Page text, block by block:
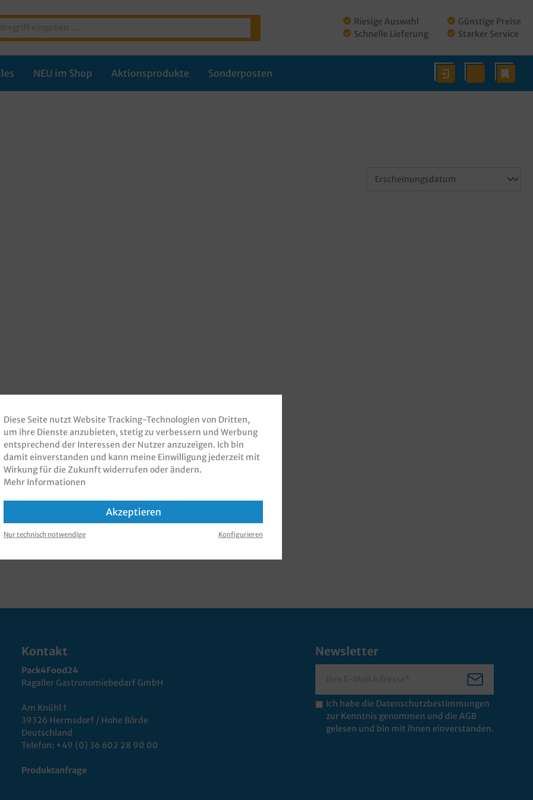
Riesige Auswahl
Schnelle Lieferung
Günstige Preise
Starker Service
NEU im Shop Aktionsprodukte Sonderposten
Kontakt
Pack4Food24
Ragaller Gastronomiebedarf GmbH
Am Knühl 1
39326 Hermsdorf / Hohe Börde
Deutschland
Telefon: +49 (0) 36 602 28 90 00
Produktanfrage
Newsletter
Ich habe die Datenschutzbestimmungen
zur Kenntnis genommen und die AGB
gelesen und bin mit ihnen einverstanden.
Diese Seite nutzt Website Tracking-Technologien von Dritten,
um ihre Dienste anzubieten, stetig zu verbessern und Werbung
entsprechend der Interessen der Nutzer anzuzeigen. Ich bin
damit einverstanden und kann meine Einwilligung jederzeit mit
Wirkung für die Zukunft widerrufen oder ändern.
Mehr Informationen
Akzeptieren
Nur technisch notwendige Konfigurieren